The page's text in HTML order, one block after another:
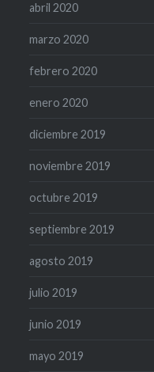
abril 2020
marzo 2020
febrero 2020
enero 2020
diciembre 2019
noviembre 2019
octubre 2019
septiembre 2019
agosto 2019
julio 2019
junio 2019
mayo 2019